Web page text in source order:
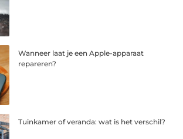
Wanneer laat je een Apple-apparaat
repareren?
Tuinkamer of veranda: wat is het verschil?